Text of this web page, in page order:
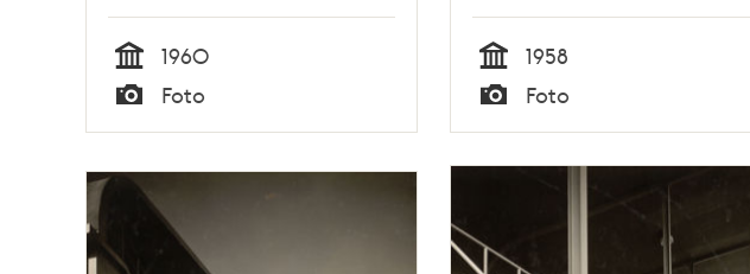
Tid
1960
Typ
Foto Tid
1958
Typ
Foto